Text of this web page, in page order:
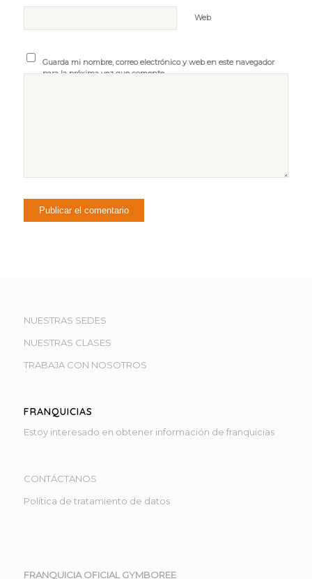
Web
Guarda mi nombre, correo electrónico y web en este navegador
para la próxima vez que comente.
NUESTRAS SEDES
NUESTRAS CLASES
TRABAJA CON NOSOTROS
FRANQUICIAS
Estoy interesado en obtener información de franquicias
CONTÁCTANOS
Política de tratamiento de datos
FRANQUICIA OFICIAL GYMBOREE